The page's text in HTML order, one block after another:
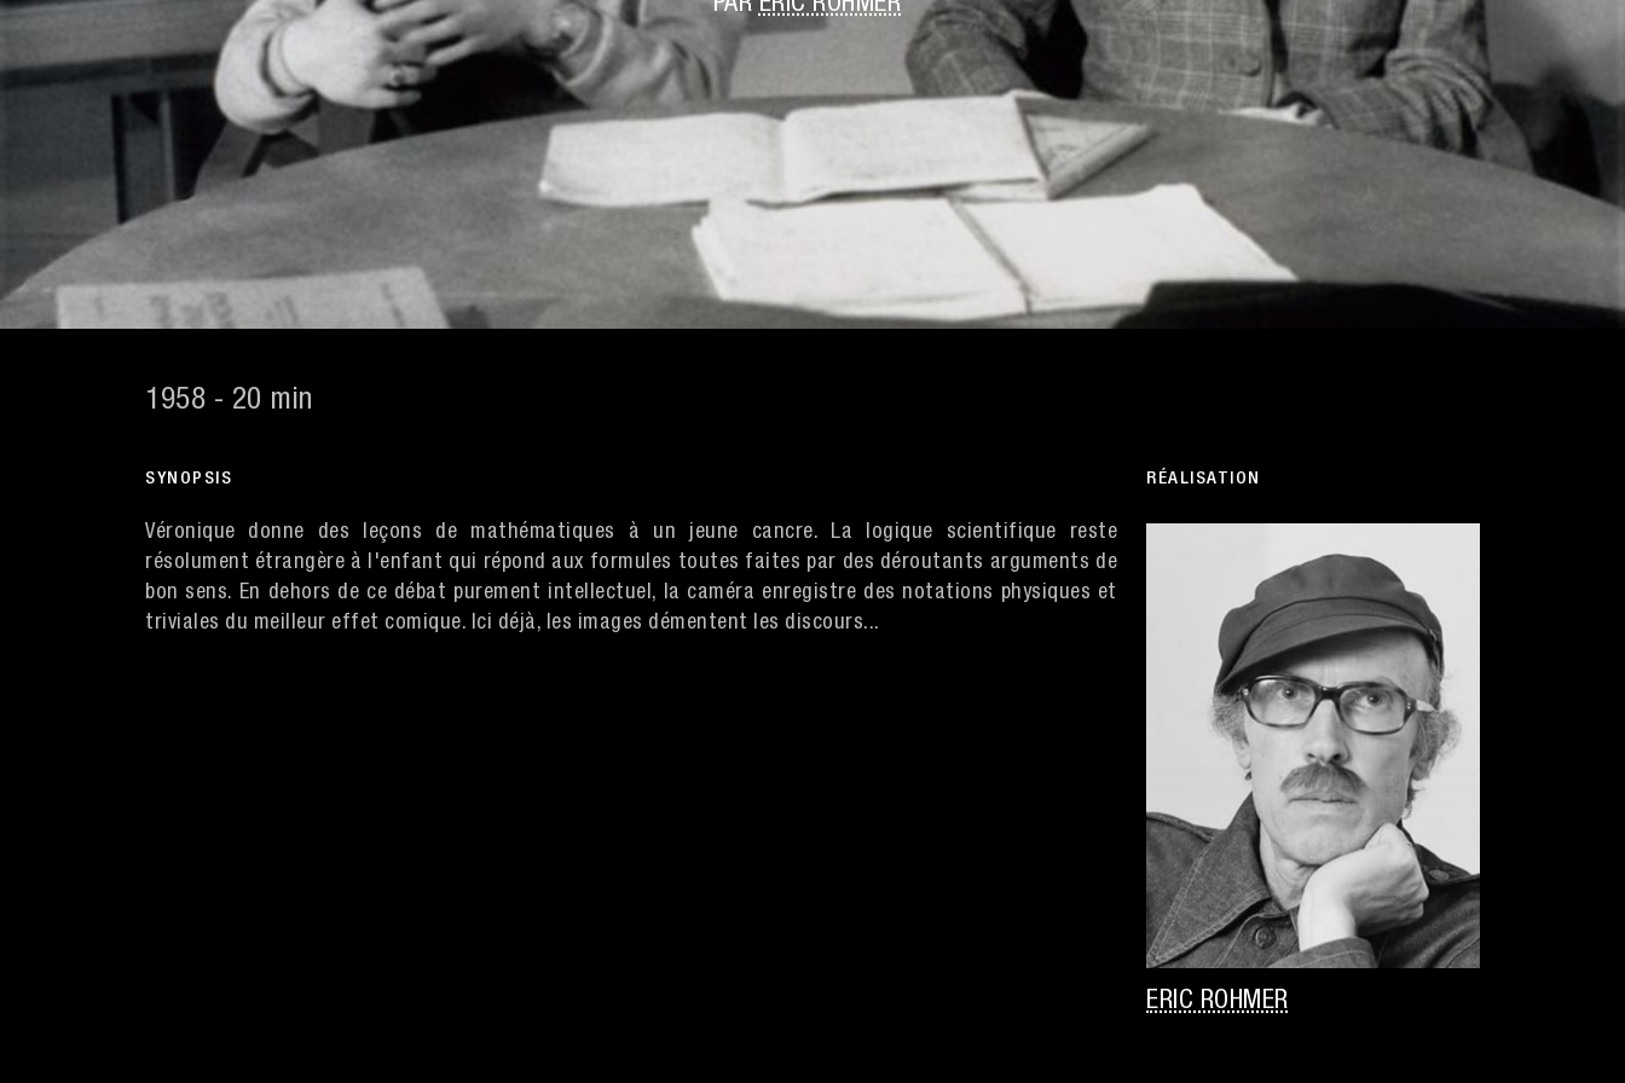
1958 - 20 min
SYNOPSIS
Véronique donne des leçons de mathématiques à un jeune cancre. La logique scientifique reste
résolument étrangère à l'enfant qui répond aux formules toutes faites par des déroutants arguments de
bon sens. En dehors de ce débat purement intellectuel, la caméra enregistre des notations physiques et
triviales du meilleur effet comique. Ici déjà, les images démentent les discours...
RÉALISATION
ERIC ROHMER